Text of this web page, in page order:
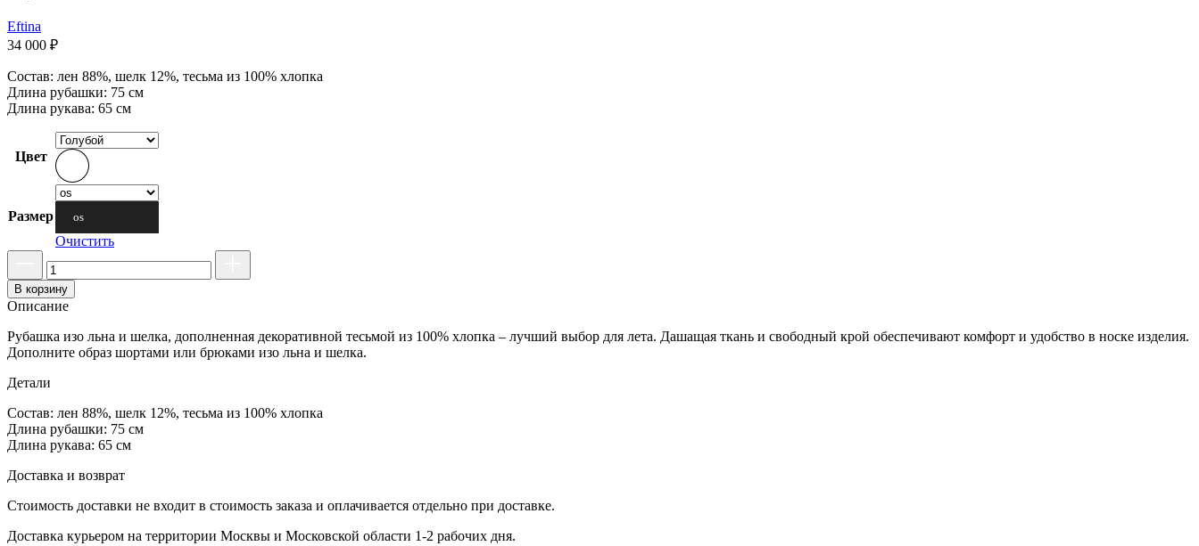
Eftina
34 000 ₽
Состав: лен 88%, шелк 12%, тесьма из 100% хлопка
Длина рубашки: 75 см
Длина рукава: 65 см
Цвет
Размер os
Очистить
В корзину
Описание
Рубашка изо льна и шелка, дополненная декоративной тесьмой из 100% хлопка – лучший выбор для лета. Дашащая ткань и свободный крой обеспечивают комфорт и удобство в носке изделия.
Дополните образ шортами или брюками изо льна и шелка.
Детали
Состав: лен 88%, шелк 12%, тесьма из 100% хлопка
Длина рубашки: 75 см
Длина рукава: 65 см
Доставка и возврат
Стоимость доставки не входит в стоимость заказа и оплачивается отдельно при доставке.
Доставка курьером на территории Москвы и Московской области 1-2 рабочих дня.